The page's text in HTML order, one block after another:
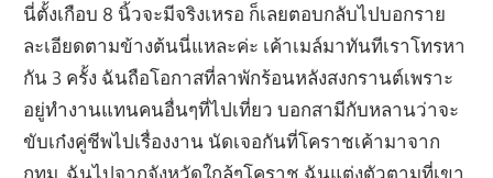
นี่ตั้งเกือบ 8 นิ้วจะมีจริงเหรอ ก็เลยตอบกลับไปบอกราย
ละเอียดตามข้างต้นนี่แหละค่ะ เค้าเมล์มาทันทีเราโทรหา
กัน 3 ครั้ง ฉันถือโอกาสที่ลาพักร้อนหลังสงกรานต์เพราะ
อยู่ทำงานแทนคนอื่นๆที่ไปเที่ยว บอกสามีกับหลานว่าจะ
ขับเก๋งคู่ชีพไปเรื่องงาน นัดเจอกันที่โคราชเค้ามาจาก
กทม. ฉันไปจากจังหวัดใกล้ๆโคราช ฉันแต่งตัวตามที่เขา